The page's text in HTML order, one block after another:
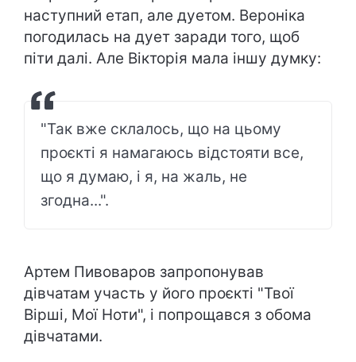
наступний етап, але дуетом. Вероніка
погодилась на дует заради того, щоб
піти далі. Але Вікторія мала іншу думку:
"Так вже склалось, що на цьому
проєкті я намагаюсь відстояти все,
що я думаю, і я, на жаль, не
згодна...".
Артем Пивоваров запропонував
дівчатам участь у його проєкті "Твої
Вірші, Мої Ноти", і попрощався з обома
дівчатами.